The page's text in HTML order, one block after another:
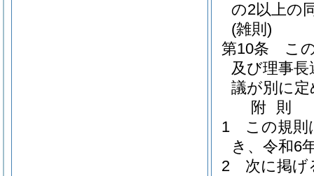
の2以上の
(雑則)
第10条
こ
及び理事
議が別に
附 則
1
この規則
き、令和6
2
次に掲げ